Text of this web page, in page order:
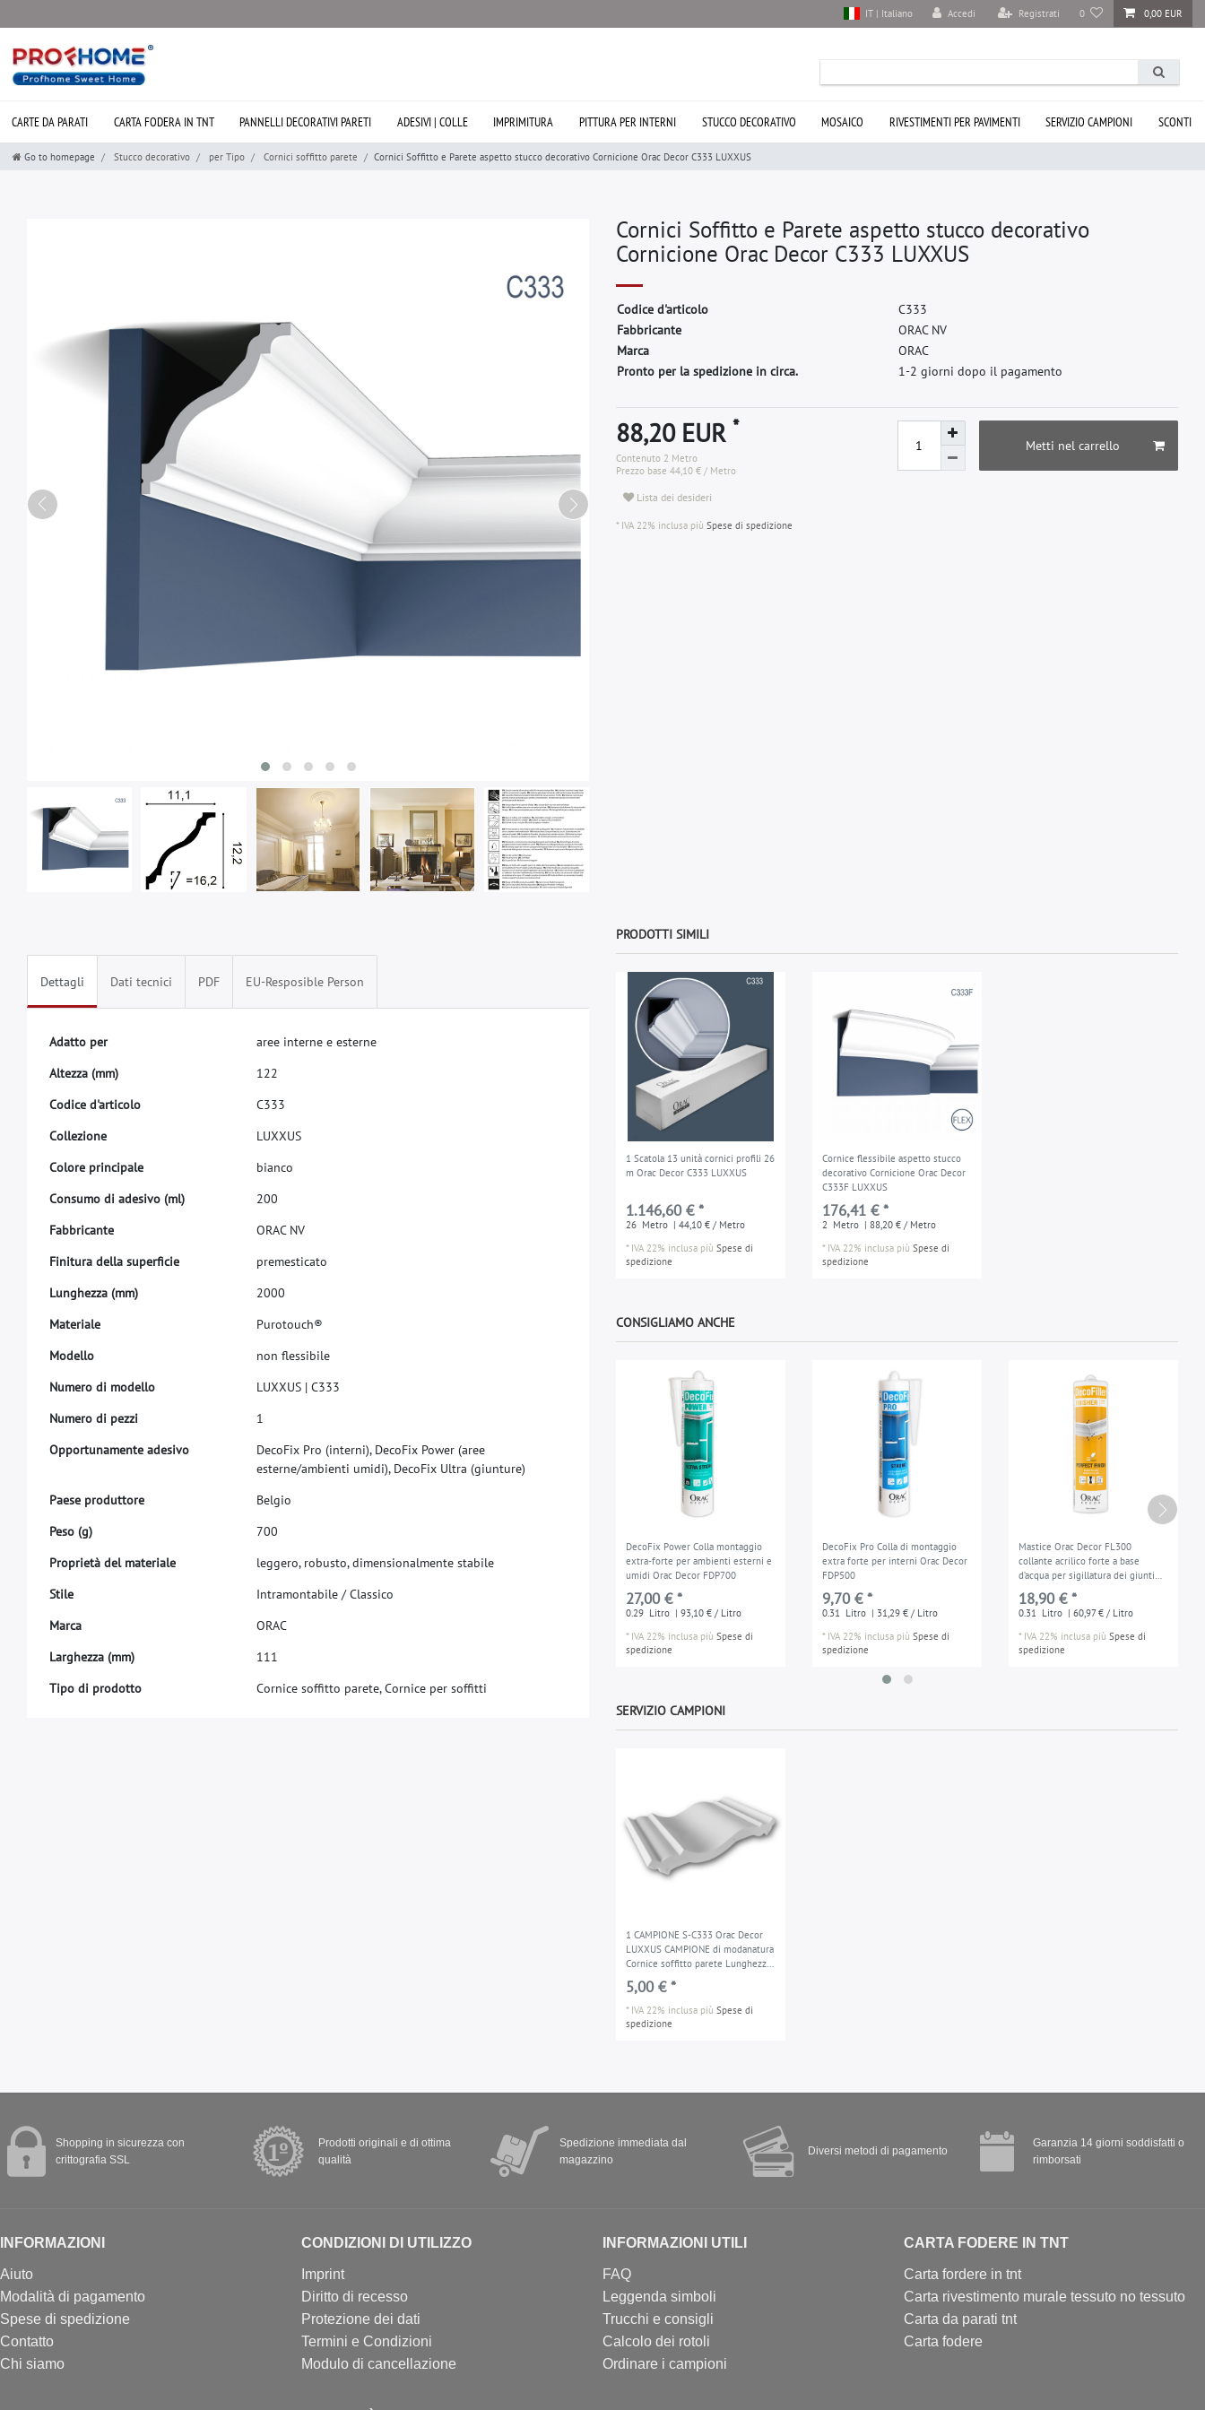
Accedi Registrati 0 0,00 EUR
IT | Italiano
CARTE DA PARATI CARTA FODERA IN TNT PANNELLI DECORATIVI PARETI ADESIVI | COLLE IMPRIMITURA PITTURA PER INTERNI STUCCO DECORATIVO MOSAICO RIVESTIMENTI PER PAVIMENTI SERVIZIO CAMPIONI SCONTI
Go to homepage Stucco decorativo per Tipo Cornici soffitto parete Cornici Soffitto e Parete aspetto stucco decorativo Cornicione Orac Decor C333 LUXXUS
Cornici Soffitto e Parete aspetto stucco decorativo
Cornicione Orac Decor C333 LUXXUS
Codice d'articolo C333
Fabbricante ORAC NV
Marca ORAC
Pronto per la spedizione in circa.
1-2 giorni dopo il pagamento
88,20 EUR *
Contenuto 2 Metro
Prezzo base 44,10 € / Metro
Metti nel carrello
Lista dei desideri
* IVA 22% inclusa più Spese di spedizione
Dettagli Dati tecnici PDF EU-Resposible Person
Adatto per aree interne e esterne
Altezza (mm) 122
Codice d'articolo C333
Collezione LUXXUS
Colore principale bianco
Consumo di adesivo (ml) 200
Fabbricante ORAC NV
Finitura della superfcie premesticato
Lunghezza (mm) 2000
Materiale Purotouch®
Modello non fessibile
Numero di modello LUXXUS | C333
Numero di pezzi
1
Opportunamente adesivo DecoFix Pro (interni), DecoFix Power (aree
esterne/ambienti umidi), DecoFix Ultra (giunture)
Paese produttore Belgio
Peso (g) 700
Proprietà del materiale leggero, robusto, dimensionalmente stabile
Stile Intramontabile / Classico
Marca ORAC
Larghezza (mm) 111
Tipo di prodotto
Cornice soffitto parete, Cornice per soffitti
PRODOTTI SIMILI
1 Scatola 13 unità cornici profili 26
m Orac Decor C333 LUXXUS
1.146,60 € *
26 Metro | 44,10 € / Metro
* IVA 22% inclusa piùSpese di
spedizione
Cornice flessibile aspetto stucco
decorativo Cornicione Orac Decor
C333F LUXXUS
176,41 € *
2 Metro | 88,20 € / Metro
* IVA 22% inclusa piùSpese di
spedizione
CONSIGLIAMO ANCHE
DecoFix Power Colla montaggio
extra-forte per ambienti esterni e
umidi Orac Decor FDP700
27,00 € *
0.29 Litro | 93,10 € / Litro
* IVA 22% inclusa piùSpese di
spedizione
DecoFix Pro Colla di montaggio
extra forte per interni Orac Decor
FDP500
9,70 € *
0.31 Litro | 31,29 € / Litro
* IVA 22% inclusa piùSpese di
spedizione
Mastice Orac Decor FL300
collante acrilico forte a base
d’acqua per sigillatura dei giunti
riempitivo di riparazione bianco
310 ml
18,90 € *
0.31 Litro | 60,97 € / Litro
* IVA 22% inclusa piùSpese di
spedizione
SERVIZIO CAMPIONI
1 CAMPIONE S-C333 Orac Decor
LUXXUS CAMPIONE di modanatura
Cornice soffitto parete Lunghezza
circa 10 cm
5,00 € *
* IVA 22% inclusa piùSpese di
spedizione
Shopping in sicurezza con
crittografia SSL
Prodotti originali e di ottima
qualità
Spedizione immediata dal
magazzino
Diversi metodi di pagamento
Garanzia 14 giorni soddisfatti o
rimborsati
INFORMAZIONI
Aiuto
Modalità di pagamento
Spese di spedizione
Contatto
Chi siamo
CONDIZIONI DI UTILIZZO
Imprint
Diritto di recesso
Protezione dei dati
Termini e Condizioni
Modulo di cancellazione
INFORMAZIONI UTILI
FAQ
Leggenda simboli
Trucchi e consigli
Calcolo dei rotoli
Ordinare i campioni
CARTA FODERE IN TNT
Carta fordere in tnt
Carta rivestimento murale tessuto no tessuto
Carta da parati tnt
Carta fodere